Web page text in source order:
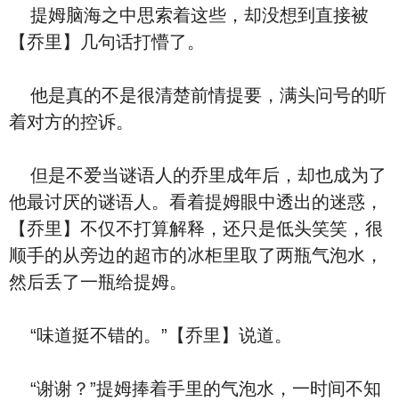
提姆脑海之中思索着这些，却没想到直接被
【乔里】几句话打懵了。
他是真的不是很清楚前情提要，满头问号的听
着对方的控诉。
但是不爱当谜语人的乔里成年后，却也成为了
他最讨厌的谜语人。看着提姆眼中透出的迷惑，
【乔里】不仅不打算解释，还只是低头笑笑，很
顺手的从旁边的超市的冰柜里取了两瓶气泡水，
然后丢了一瓶给提姆。
“味道挺不错的。”【乔里】说道。
“谢谢？”提姆捧着手里的气泡水，一时间不知